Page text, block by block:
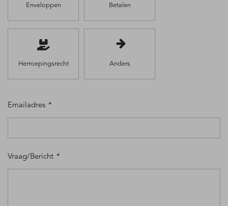
Enveloppen Betalen
Herroepingsrecht Anders
Emailadres *
Vraag/Bericht *